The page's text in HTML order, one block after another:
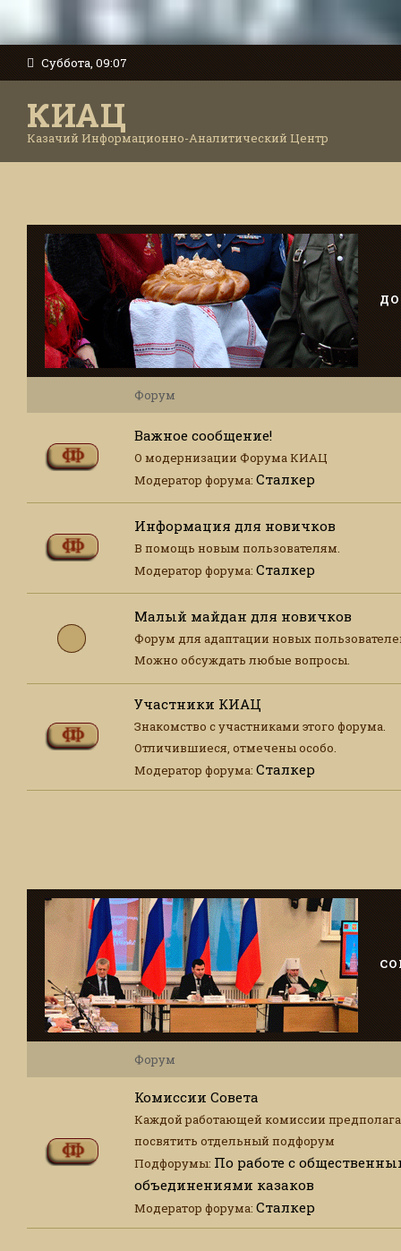
Суббота, 09:07
КИАЦ
Казачий Информационно-Аналитический Центр
Форум
Важное сообщение!
О модернизации Форума КИАЦ
Модератор форума: Сталкер
Информация для новичков
В помощь новым пользователям.
Модератор форума: Сталкер
Малый майдан для новичков
Форум для адаптации новых
Можно обсуждать любые вопросы.
Участники КИАЦ
Знакомство с участниками этого форума.
Отличившиеся, отмечены особо.
Модератор форума: Сталкер
Форум
Комиссии Совета
Каждой работающей комиссии
посвятить отдельный подфорум
Подфорумы: По работе с
объединениями казаков
Модератор форума: Сталкер